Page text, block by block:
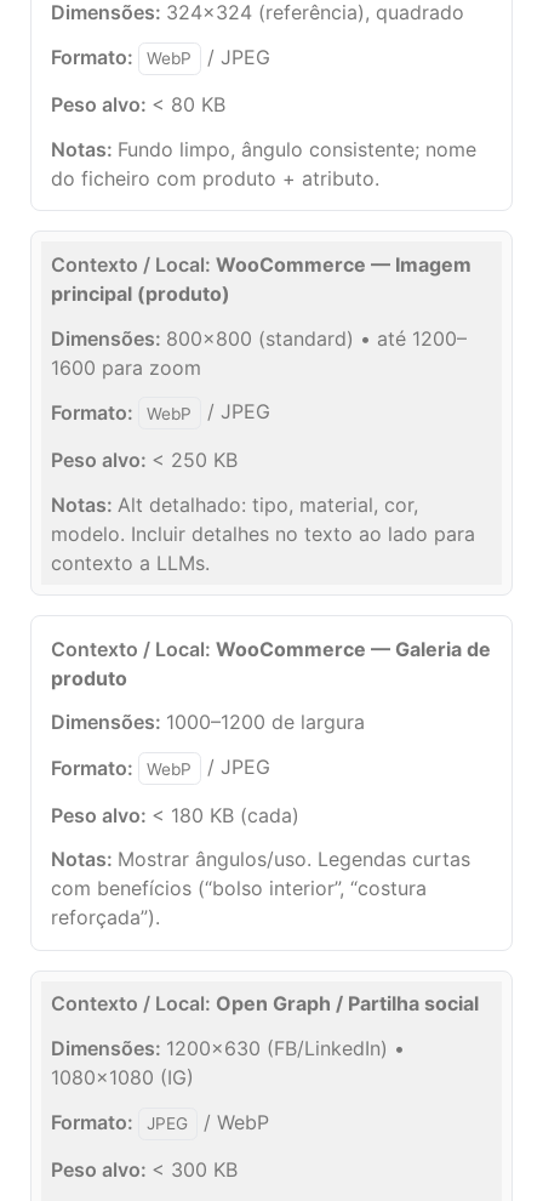
324×324 (referência), quadrado
WebP
/ JPEG
< 80 KB
Fundo limpo, ângulo consistente; nome
do ficheiro com produto + atributo.
WooCommerce — Imagem
principal (produto)
800×800 (standard) • até 1200–
1600 para zoom
WebP
/ JPEG
< 250 KB
Alt detalhado: tipo, material, cor,
modelo. Incluir detalhes no texto ao lado para
contexto a LLMs.
WooCommerce — Galeria de
produto
1000–1200 de largura
WebP
/ JPEG
< 180 KB (cada)
Mostrar ângulos/uso. Legendas curtas
com benefícios (“bolso interior”, “costura
reforçada”).
Open Graph / Partilha social
1200×630 (FB/LinkedIn) •
1080×1080 (IG)
JPEG
/ WebP
< 300 KB